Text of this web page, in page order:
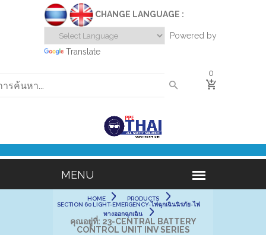
CHANGE LANGUAGE :
Powered by
Translate
0
HOME
PRODUCTS
SECTION 60 LIGHT-EMERGENCY-ไฟฉุกเฉินนิรภัย-ไฟ
ทางออกฉุกเฉิน
คุณอยู่ที่: 23-CENTRAL BATTERY
CONTROL UNIT INV SERIES